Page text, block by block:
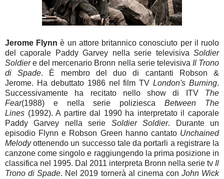
Jerome Flynn è un attore britannico conosciuto per il ruolo
del caporale Paddy Garvey nella serie televisiva Soldier
Soldiere del mercenario Bronn nella serie televisiva Il Trono
di Spade. È membro del duo di cantanti Robson &
Jerome. Ha debuttato 1986 nel film TVLondon's Burning.
Successivamente ha recitato nello show di ITV The
Fear(1988) e nella serie poliziescaBetween The
Lines (1992). A partire dal 1990 ha interpretato il caporale
Paddy Garvey nella serie Soldier Soldier. Durante un
episodio Flynn e Robson Green hanno cantato Unchained
Melodyottenendo un successo tale da portarli a registrare la
canzone come singolo e raggiungendo la prima posizione in
classifica nel 1995. Dal 2011 interpreta Bronn nella serie tv Il
Trono di Spade. Nel 2019 tornerà al cinema con John Wick